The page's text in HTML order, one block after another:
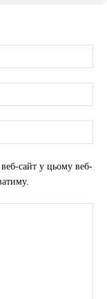
сайт у цьому веб-